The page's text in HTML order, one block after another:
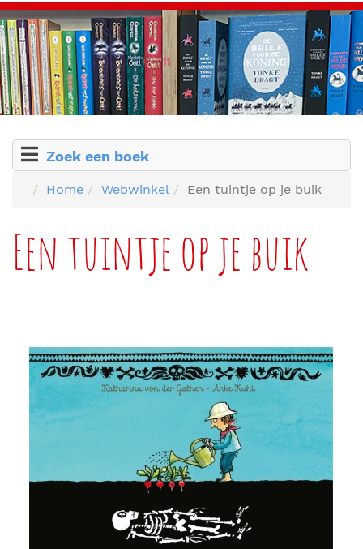
Zoek een boek
Home Webwinkel Een tuintje op je buik
Een tuintje op je buik